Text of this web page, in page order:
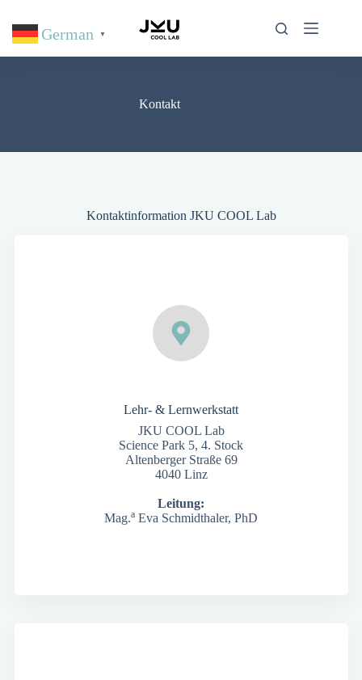
springen
Kontakt
Kontaktinformation JKU COOL Lab
Lehr- & Lernwerkstatt
JKU COOL Lab
Science Park 5, 4. Stock
Altenberger Straße 69
4040 Linz
Leitung:
Mag.a Eva Schmidthaler, PhD
German ▼